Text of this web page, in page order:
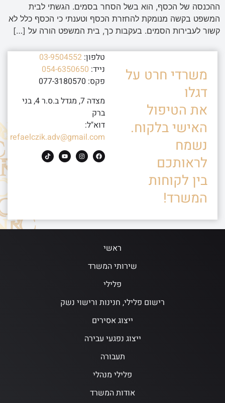
ההכנסה של הכסף, הוא בשל הסחר בסמים. הגשתי לבית
המשפט בקשה מנומקת להחזרת הכסף וטענתי כי הכסף כלל לא
קשור לעבירות הסמים. בעקבות כך, בית המשפט הורה על […]
משרדי חרט על
דגלו
את הטיפול
האישי בלקוח.
נשמח
לראותכם
בין לקוחות
המשרד!
טלפון: 03-9504552
נייד: 054-6350650
פקס: 077-3180570
מצדה 7, מגדל ב.ס.ר 4, בני
ברק
דוא"ל:
refaelczik.adv@gmail.com
ראשי
שירותי המשרד
פלילי
רישום פלילי, חנינות ורישוי נשק
ייצוג אסירים
ייצוג נפגעי עבירה
תעבורה
פלילי מנהלי
אודות המשרד